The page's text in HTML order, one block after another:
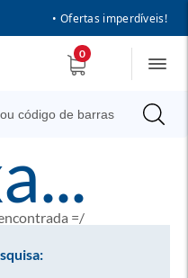
• Ofertas imperdíveis!
0
=/